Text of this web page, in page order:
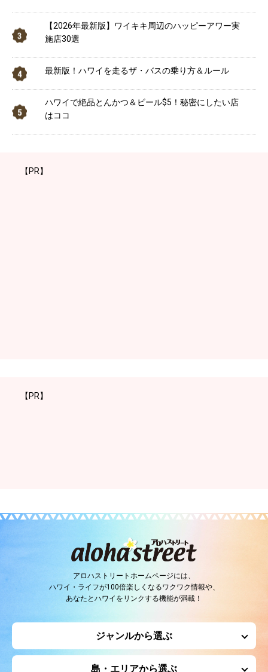
【2026年最新版】ワイキキ周辺のハッピーアワー実
施店30選
最新版！ハワイを走るザ・バスの乗り方＆ルール
ハワイで絶品とんかつ＆ビール$5！秘密にしたい店
はココ
【PR】
【PR】
アロハストリートホームページには、
ハワイ・ライフが100倍楽しくなるワクワク情報や、
あなたとハワイをリンクする機能が満載！
ジャンルから選ぶ
島・エリアから選ぶ